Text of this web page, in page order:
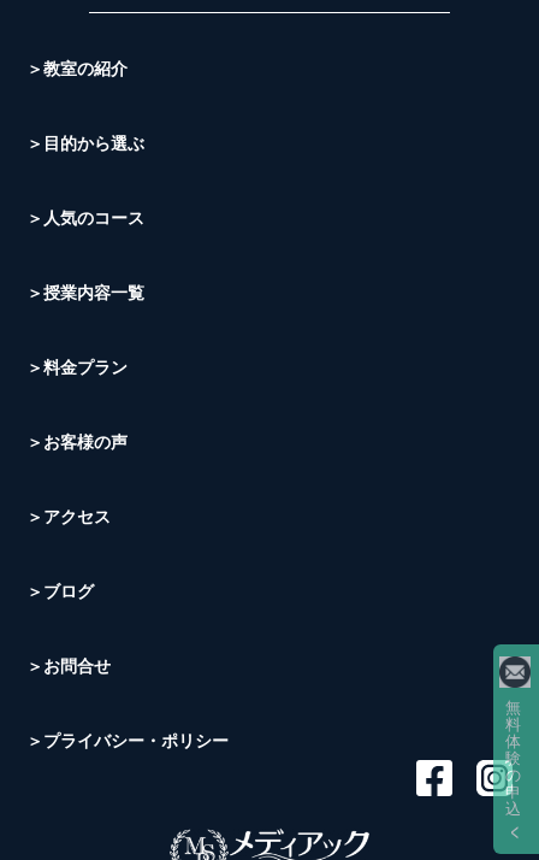
＞教室の紹介
＞目的から選ぶ
＞人気のコース
＞授業内容一覧
＞料金プラン
＞お客様の声
＞アクセス
＞ブログ
＞お問合せ
＞プライバシー・ポリシー
無
料
体
験
の
申
込